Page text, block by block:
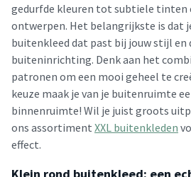
gedurfde kleuren tot subtiele tinten
ontwerpen. Het belangrijkste is dat
buitenkleed dat past bij jouw stijl en
buiteninrichting. Denk aan het
patronen om een mooi geheel te
keuze maak je van je buitenruimte
binnenruimte! Wil je juist groots
ons assortiment XXL buitenkleden
effect.